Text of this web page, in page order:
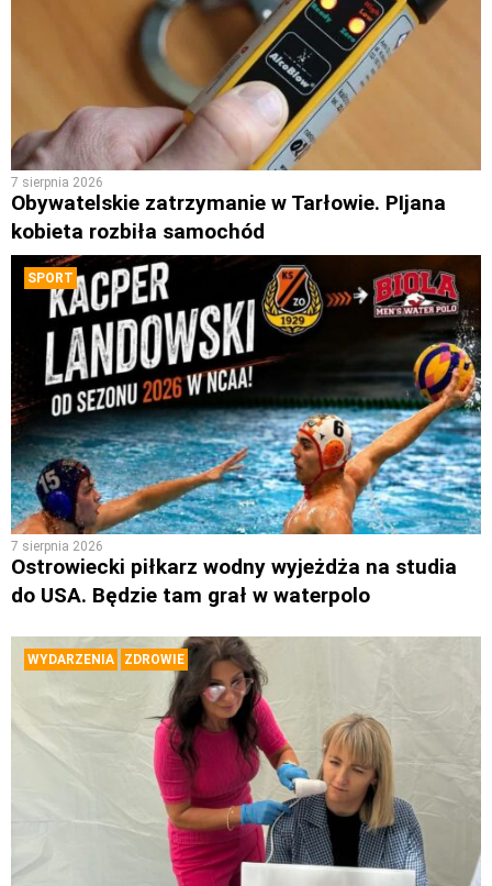
7 sierpnia 2026
Obywatelskie zatrzymanie w Tarłowie. PIjana
kobieta rozbiła samochód
SPORT
7 sierpnia 2026
Ostrowiecki piłkarz wodny wyjeżdża na studia
do USA. Będzie tam grał w waterpolo
WYDARZENIA ZDROWIE